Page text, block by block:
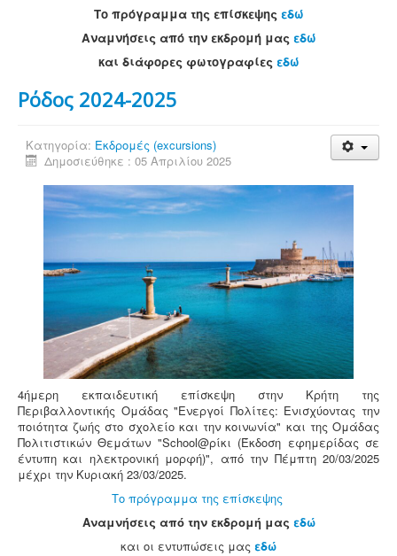
Το πρόγραμμα της επίσκεψης εδώ
Αναμνήσεις από την εκδρομή μας εδώ
και διάφορες φωτογραφίες εδώ
Ρόδος 2024-2025
Κατηγορία: Εκδρομές (excursions)
Δημοσιεύθηκε : 05 Απριλίου 2025
4ήμερη εκπαιδευτική επίσκεψη στην Κρήτη της
Περιβαλλοντικής Ομάδας "Ενεργοί Πολίτες: Ενισχύοντας την
ποιότητα ζωής στο σχολείο και την κοινωνία" και της Ομάδας
Πολιτιστικών Θεμάτων "School@ρίκι (Έκδοση εφημερίδας σε
έντυπη και ηλεκτρονική μορφή)", από την Πέμπτη 20/03/2025
μέχρι την Κυριακή 23/03/2025.
Το πρόγραμμα της επίσκεψης
Αναμνήσεις από την εκδρομή μας εδώ
και οι εντυπώσεις μας εδώ